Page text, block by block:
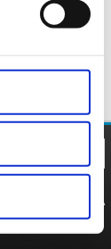
POLITYKA